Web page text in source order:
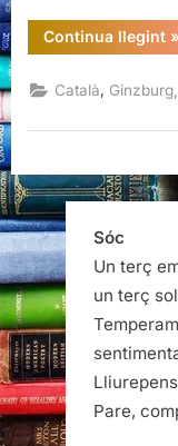
Continua llegint
el
»
Català,
Sóc
Un terç
un terç
Pare,